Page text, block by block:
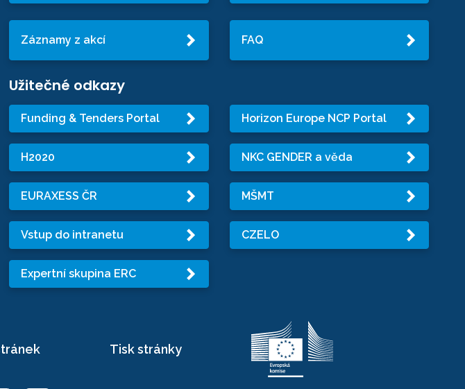
Záznamy z akcí FAQ
Užitečné odkazy
Funding & Tenders Portal Horizon Europe NCP Portal
H2020 NKC GENDER a věda
EURAXESS ČR MŠMT
Vstup do intranetu CZELO
Expertní skupina ERC
Tisk stránky